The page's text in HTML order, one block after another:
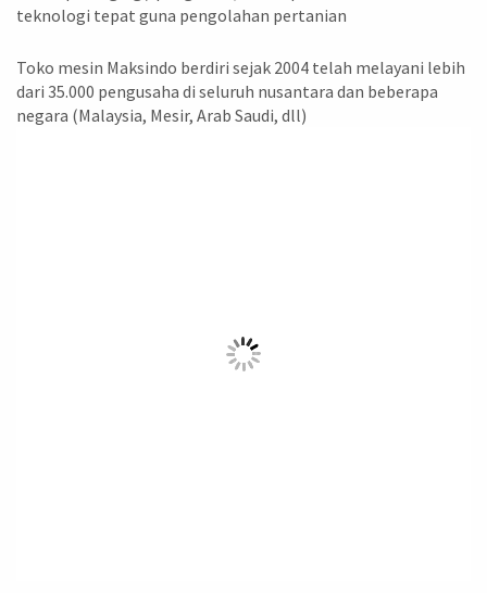
teknologi tepat guna pengolahan pertanian
Toko mesin Maksindo berdiri sejak 2004 telah melayani lebih
dari 35.000 pengusaha di seluruh nusantara dan beberapa
negara (Malaysia, Mesir, Arab Saudi, dll)